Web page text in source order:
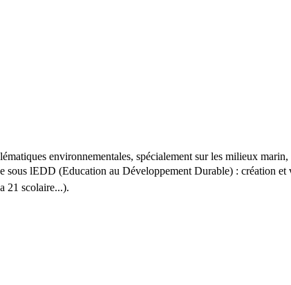
environnementales, spécialement sur les milieux
lEDD (Education au Développement Durable) : création et
21 scolaire...).